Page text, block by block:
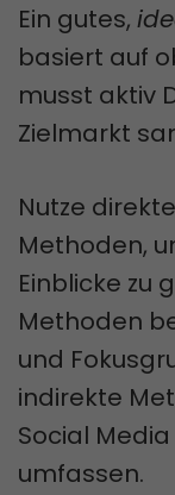
Ein gutes,
basiert auf
musst aktiv
Zielmarkt
Nutze
Methoden,
Einblicke zu
Methoden
und
indirekte
Social
umfassen.